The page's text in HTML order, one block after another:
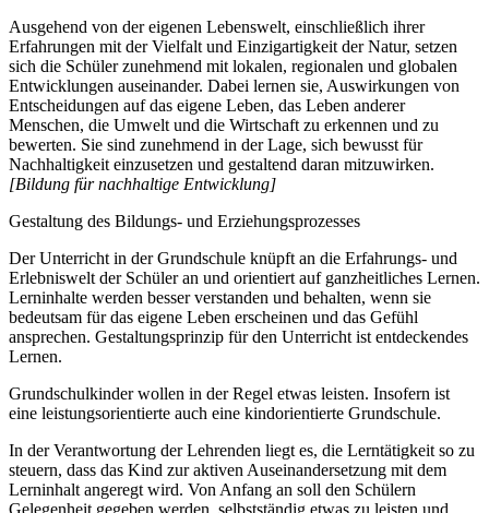
Ausgehend von der eigenen Lebenswelt, einschließlich ihrer
Erfahrungen mit der Vielfalt und Einzigartigkeit der Natur, setzen
sich die Schüler zunehmend mit lokalen, regionalen und globalen
Entwicklungen auseinander. Dabei lernen sie, Auswirkungen von
Entscheidungen auf das eigene Leben, das Leben anderer
Menschen, die Umwelt und die Wirtschaft zu erkennen und zu
bewerten. Sie sind zunehmend in der Lage, sich bewusst für
Nachhaltigkeit einzusetzen und gestaltend daran mitzuwirken.
[Bildung für nachhaltige Entwicklung]
Gestaltung des Bildungs- und Erziehungsprozesses
Der Unterricht in der Grundschule knüpft an die Erfahrungs- und
Erlebniswelt der Schüler an und orientiert auf ganzheitliches Lernen.
Lerninhalte werden besser verstanden und behalten, wenn sie
bedeutsam für das eigene Leben erscheinen und das Gefühl
ansprechen. Gestaltungsprinzip für den Unterricht ist entdeckendes
Lernen.
Grundschulkinder wollen in der Regel etwas leisten. Insofern ist
eine leistungsorientierte auch eine kindorientierte Grundschule.
In der Verantwortung der Lehrenden liegt es, die Lerntätigkeit so zu
steuern, dass das Kind zur aktiven Auseinandersetzung mit dem
Lerninhalt angeregt wird. Von Anfang an soll den Schülern